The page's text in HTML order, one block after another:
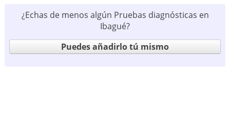
¿Echas de menos algún Pruebas diagnósticas en
Ibagué?
Puedes añadirlo tú mismo